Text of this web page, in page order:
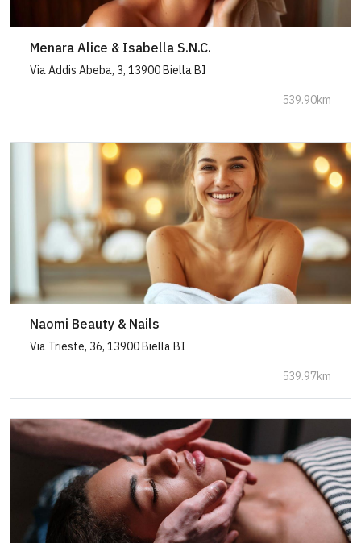
Menara Alice & Isabella S.N.C.
Via Addis Abeba, 3, 13900 Biella BI
539.90km
Naomi Beauty & Nails
Via Trieste, 36, 13900 Biella BI
539.97km